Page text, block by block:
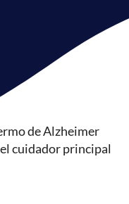
de Alzheimer
cuidador principal